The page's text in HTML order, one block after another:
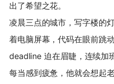
出了希望之花。
凌晨三点的城市，写字楼的
着电脑屏幕，代码在眼前跳
deadline 迫在眉睫，连续加
每当感到疲惫，他就会想起